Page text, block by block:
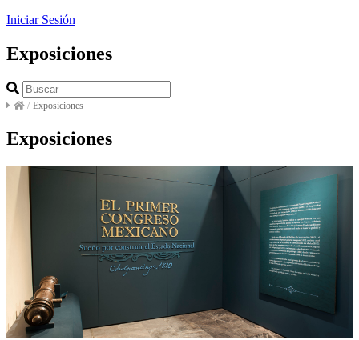
Iniciar Sesión
Exposiciones
/ Exposiciones
Exposiciones